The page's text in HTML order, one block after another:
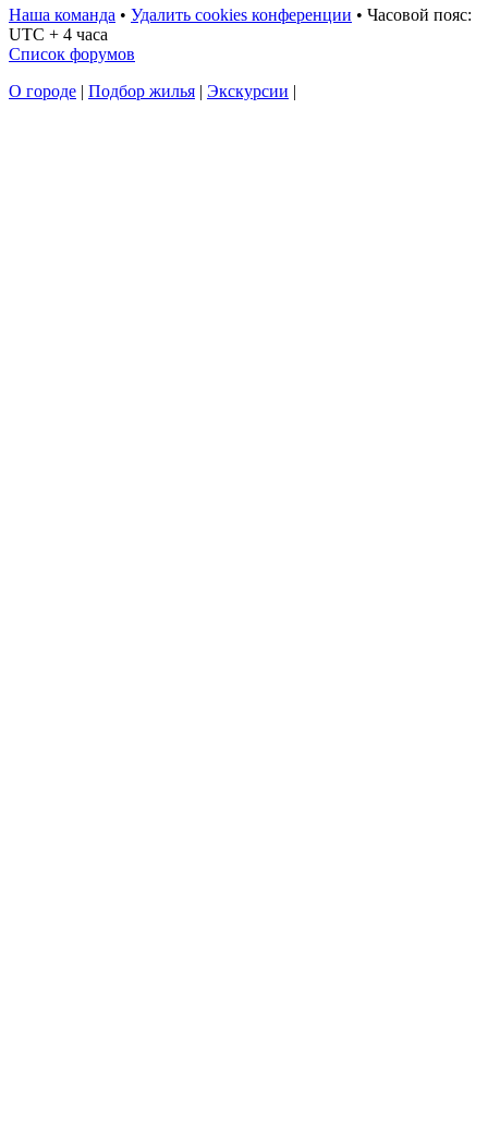
Наша команда • Удалить cookies конференции • Часовой пояс:
UTC + 4 часа
Список форумов
О городе
Подбор жилья Экскурсии